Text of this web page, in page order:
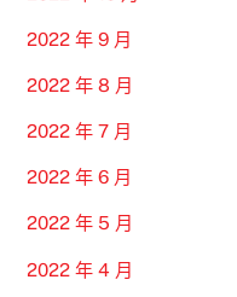
2022 年 9 月
2022 年 8 月
2022 年 7 月
2022 年 6 月
2022 年 5 月
2022 年 4 月